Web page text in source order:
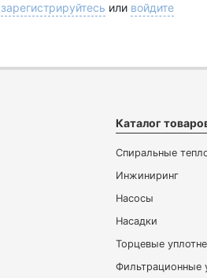
зарегистрируйтесь или войдите
Каталог
Спиральные
Инжиниринг
Насосы
Насадки
Торцевые
Фильтрационные